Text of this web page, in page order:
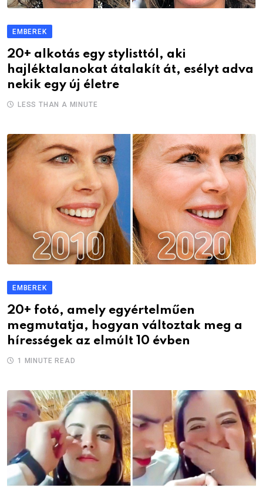
EMBEREK
20+ alkotás egy stylisttól, aki
hajléktalanokat átalakít át, esélyt adva
nekik egy új életre
LESS THAN A MINUTE
EMBEREK
20+ fotó, amely egyértelműen
megmutatja, hogyan változtak meg a
hírességek az elmúlt 10 évben
1 MINUTE READ